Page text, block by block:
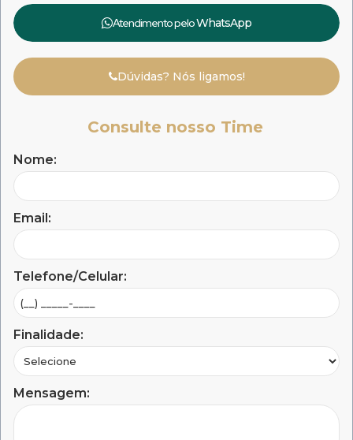
Atendimento peloWhatsApp
Dúvidas? Nós ligamos!
Consulte nosso Time
Nome:
Email:
Telefone/Celular:
Finalidade:
Mensagem: